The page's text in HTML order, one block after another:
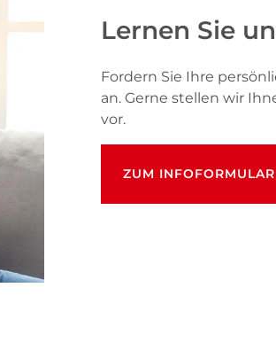
Lernen Sie
Fordern Sie Ihre
an. Gerne stellen wir
vor.
ZUM INFOFORMULAR